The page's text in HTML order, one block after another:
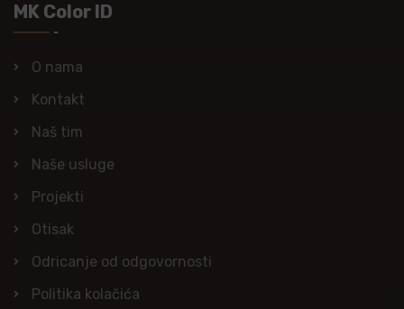
MK Color ID
O nama
Kontakt
Naš tim
Naše usluge
Projekti
Otisak
Odricanje od odgovornosti
Politika kolačića